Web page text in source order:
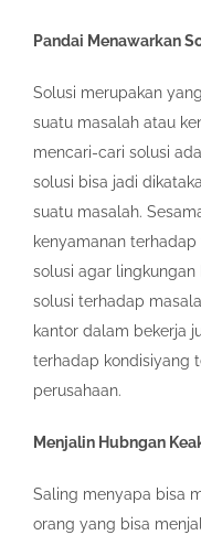
Pandai Menawarkan
Solusi merupakan
suatu masalah atau
mencari-cari solusi
solusi bisa jadi
suatu masalah.
kenyamanan
solusi agar lingkungan
solusi terhadap
kantor dalam bekerja
terhadap kondisiyang
perusahaan.
Menjalin Hubngan
Saling menyapa bisa
orang yang bisa